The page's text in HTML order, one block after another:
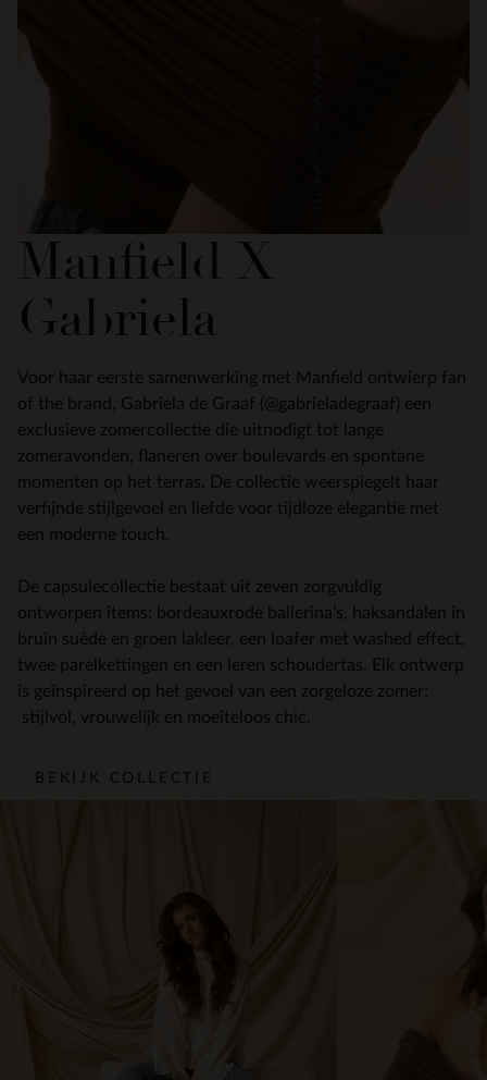
Manfield X
Gabriela
Voor haar eerste samenwerking met Manfield ontwierp fan
of the brand, Gabriela de Graaf (@gabrieladegraaf) een
exclusieve zomercollectie die uitnodigt tot lange
zomeravonden, flaneren over boulevards en spontane
momenten op het terras. De collectie weerspiegelt haar
verfijnde stijlgevoel en liefde voor tijdloze elegantie met
een moderne touch.
De capsulecollectie bestaat uit zeven zorgvuldig
ontworpen items: bordeauxrode ballerina’s, haksandalen in
bruin suède en groen lakleer, een loafer met washed effect,
twee parelkettingen en een leren schoudertas. Elk ontwerp
is geïnspireerd op het gevoel van een zorgeloze zomer;
stijlvol, vrouwelijk en moeiteloos chic.
BEKIJK COLLECTIE